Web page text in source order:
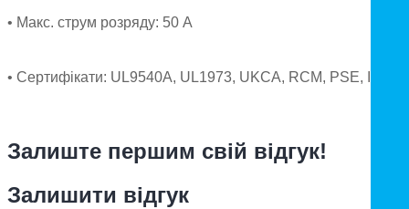
• Макс. струм розряду: 50 А
• Сертифікати: UL9540A, UL1973, UKCA, RCM, PSE, IP6
Залиште першим свій відгук!
Залишити відгук